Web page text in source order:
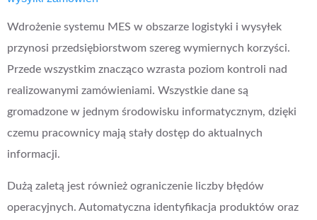
Wdrożenie systemu MES w obszarze logistyki i wysyłek
przynosi przedsiębiorstwom szereg wymiernych korzyści.
Przede wszystkim znacząco wzrasta poziom kontroli nad
realizowanymi zamówieniami. Wszystkie dane są
gromadzone w jednym środowisku informatycznym, dzięki
czemu pracownicy mają stały dostęp do aktualnych
informacji.
Dużą zaletą jest również ograniczenie liczby błędów
operacyjnych. Automatyczna identyfikacja produktów oraz